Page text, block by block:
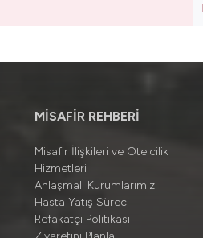
MİSAFİR REHBERİ
Misafir İlişkileri ve Otelcilik
Hizmetleri
Anlaşmalı Kurumlarımız
Hasta Yatış Süreci
Refakatçi Politikası